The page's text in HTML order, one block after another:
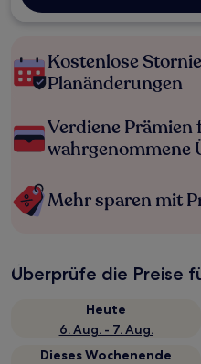
Kostenlose
Planänderungen
Verdiene Prämien
wahrgenommene
Mehr sparen mit
Überprüfe die Preise
Heute
6. Aug. - 7. Aug.
Dieses Wochenende